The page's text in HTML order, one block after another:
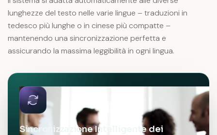
lunghezze del testo nelle varie lingue – traduzioni in
tedesco più lunghe o in cinese più compatte –
mantenendo una sincronizzazione perfetta e
assicurando la massima leggibilità in ogni lingua.
Sincronizzazione Intelligente dei